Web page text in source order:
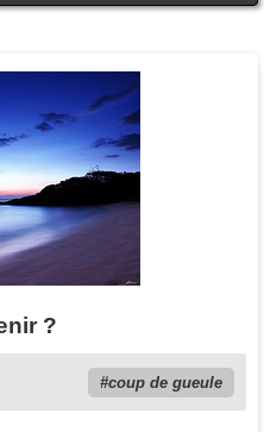
?
coup de gueule